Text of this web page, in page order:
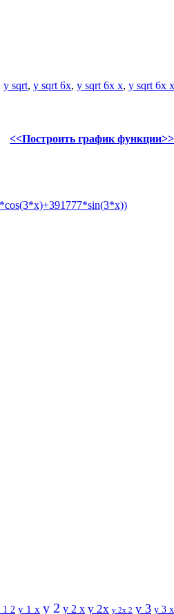
y sqrt, y sqrt 6x, y sqrt 6x x, y sqrt 6x
<<Построить график функции>>
1 2 y 1 x y 2 y 2 x y 2x y 2x 2 y 3 y 3 x